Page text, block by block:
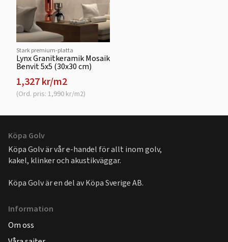
Stark premium-platta
Lynx Granitkeramik Mosaik
Benvit 5x5 (30x30 cm)
1,327 kr/m2
(Ord. pris: 1,990 kr/m2)
Köpa Golv
Köpa Golv är vår e-handel för allt inom golv,
kakel, klinker och akustikväggar.
Köpa Golv är en del avKöpa Sverige AB.
Information
Om oss